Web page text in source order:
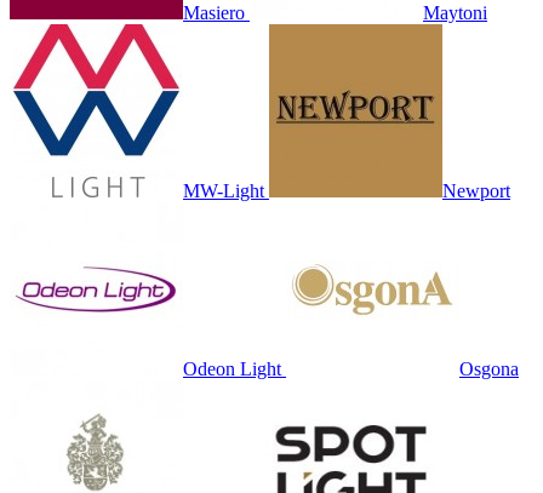
Masiero Maytoni
MW-Light Newport
Odeon Light Osgona